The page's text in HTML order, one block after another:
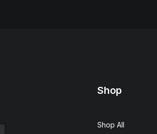
Shop
Shop All